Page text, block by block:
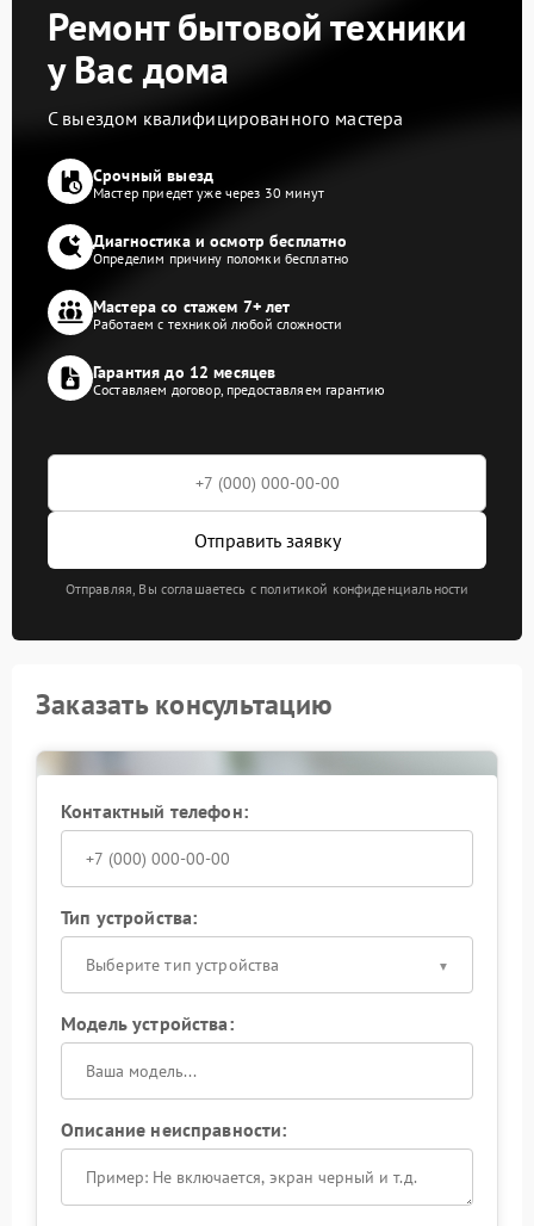
Ремонт бытовой техники
у Вас дома
С выездом квалифицированного мастера
Срочный выезд
Мастер приедет уже через 30 минут
Диагностика и осмотр бесплатно
Определим причину поломки бесплатно
Мастера со стажем 7+ лет
Работаем с техникой любой сложности
Гарантия до 12 месяцев
Составляем договор, предоставляем гарантию
Отправить заявку
Отправляя, Вы соглашаетесь с политикой конфиденциальности
Заказать консультацию
Контактный телефон:
Тип устройства:
Выберите тип устройства
Модель устройства:
Описание неисправности: